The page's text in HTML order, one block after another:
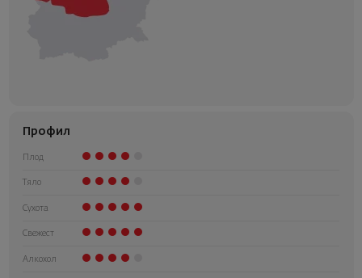
Профил
Плод
Тяло
Сухота
Свежест
Алкохол